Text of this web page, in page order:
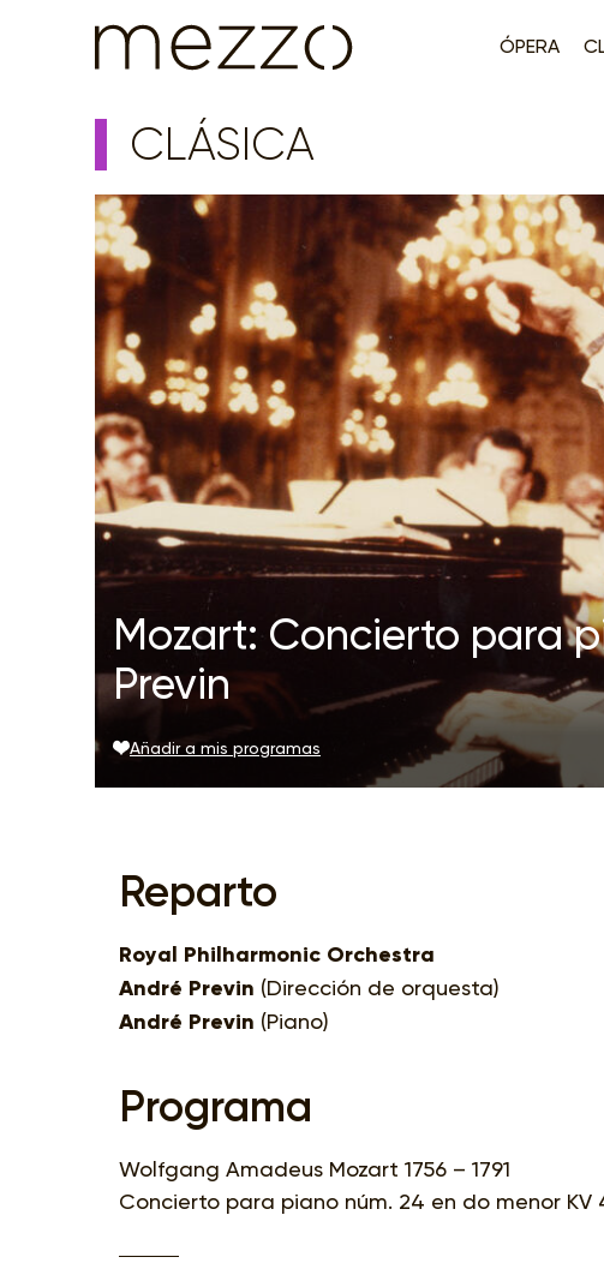
ÓPERA
CLÁSICA
Mozart: Concierto para
Previn
Añadir a mis programas
Reparto
Royal Philharmonic Orchestra
André Previn (Dirección de orquesta)
André Previn (Piano)
Programa
Wolfgang Amadeus Mozart 1756 – 1791
Concierto para piano núm. 24 en do menor KV